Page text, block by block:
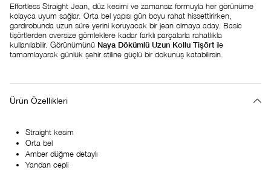
Effortless Straight Jean, düz kesimi ve zamansız formuyla her görünüme
kolayca uyum sağlar. Orta bel yapısı gün boyu rahat hissettirirken,
gardırobunda uzun süre yerini koruyacak bir jean olmaya aday. Basic
tişörtlerden oversize gömleklere kadar farklı parçalarla rahatlıkla
kullanılabilir. Görünümünü Naya Dökümlü Uzun Kollu Tişört ile
tamamlayarak günlük şehir stiline güçlü bir dokunuş katabilirsin.
Ürün Özellikleri
Straight kesim
Orta bel
Amber düğme detaylı
Yandan cepli